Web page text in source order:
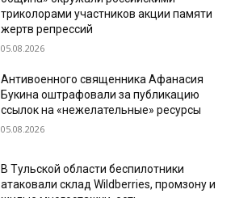
триколорами участников акции памяти
жертв репрессий
05.08.2026
Антивоенного священника Афанасия
Букина оштрафовали за публикацию
ссылок на «нежелательные» ресурсы
05.08.2026
В Тульской области беспилотники
атаковали склад Wildberries, промзону и